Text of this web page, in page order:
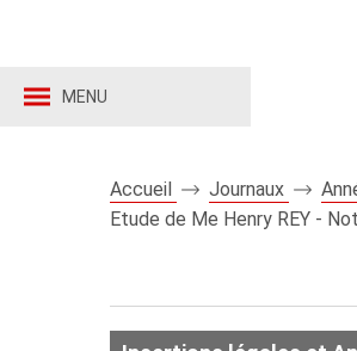
MENU
Accueil Journaux
Etude de Me Henry REY -